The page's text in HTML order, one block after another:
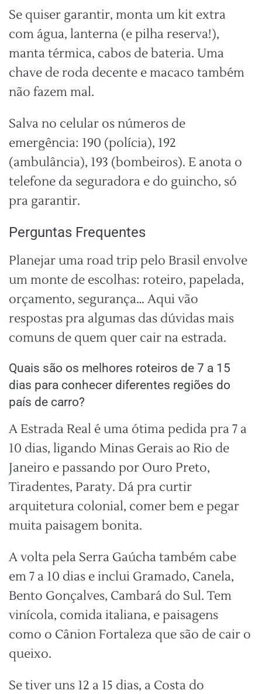
Se quiser garantir, monta um kit extra
com água, lanterna (e pilha reserva!),
manta térmica, cabos de bateria. Uma
chave de roda decente e macaco também
não fazem mal.
Salva no celular os números de
emergência: 190 (polícia), 192
(ambulância), 193 (bombeiros). E anota o
telefone da seguradora e do guincho, só
pra garantir.
Perguntas Frequentes
Planejar uma road trip pelo Brasil envolve
um monte de escolhas: roteiro, papelada,
orçamento, segurança… Aqui vão
respostas pra algumas das dúvidas mais
comuns de quem quer cair na estrada.
Quais são os melhores roteiros de 7 a 15
dias para conhecer diferentes regiões do
país de carro?
A Estrada Real é uma ótima pedida pra 7 a
10 dias, ligando Minas Gerais ao Rio de
Janeiro e passando por Ouro Preto,
Tiradentes, Paraty. Dá pra curtir
arquitetura colonial, comer bem e pegar
muita paisagem bonita.
A volta pela Serra Gaúcha também cabe
em 7 a 10 dias e inclui Gramado, Canela,
Bento Gonçalves, Cambará do Sul. Tem
vinícola, comida italiana, e paisagens
como o Cânion Fortaleza que são de cair o
queixo.
Se tiver uns 12 a 15 dias, a Costa do